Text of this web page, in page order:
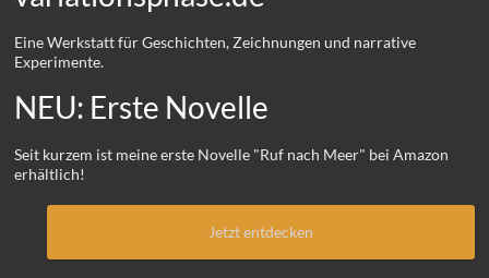
Eine Werkstatt für Geschichten, Zeichnungen und narrative
Experimente.
NEU: Erste Novelle
Seit kurzem ist meine erste Novelle "Ruf nach Meer" bei Amazon
erhältlich!
Jetzt entdecken